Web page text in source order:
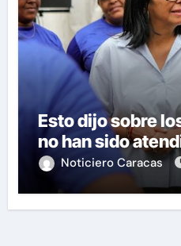
Esto dijo sobre
no han sido
Noticiero Caracas